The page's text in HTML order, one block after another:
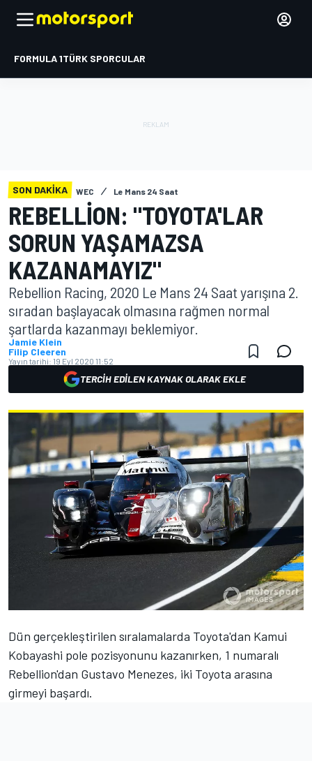
FORMULA 1TÜRK SPORCULAR
SON DAKIKA WEC Le Mans 24 Saat
REBELLION: "TOYOTA'LAR
SORUN YAŞAMAZSA
KAZANAMAYIZ"
Rebellion Racing, 2020 Le Mans 24 Saat yarışına 2.
sıradan başlayacak olmasına rağmen normal
şartlarda kazanmayı beklemiyor.
Jamie Klein
Filip Cleeren
Yayın tarihi: 19 Eyl 2020 11:52
TERCIH EDILEN KAYNAK OLARAK EKLE
Dün gerçekleştirilen sıralamalarda Toyota'dan Kamui
Kobayashi pole pozisyonunu kazanırken, 1 numaralı
Rebellion'dan Gustavo Menezes, iki Toyota arasına
girmeyi başardı.